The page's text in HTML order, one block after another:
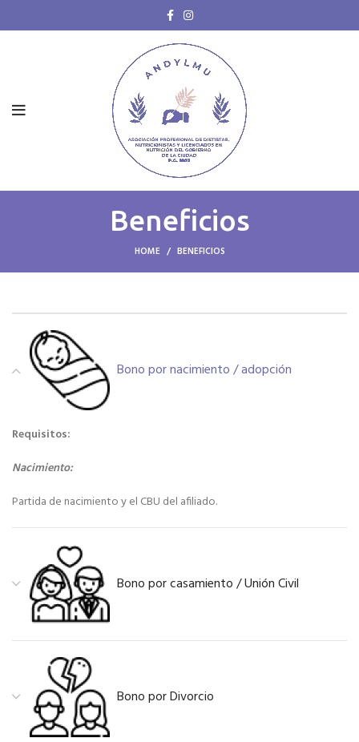
Beneficios
HOME BENEFICIOS
Bono por nacimiento / adopción
Requisitos:
Nacimiento:
Partida de nacimiento y el CBU del afiliado.
Bono por casamiento / Unión Civil
Bono por Divorcio